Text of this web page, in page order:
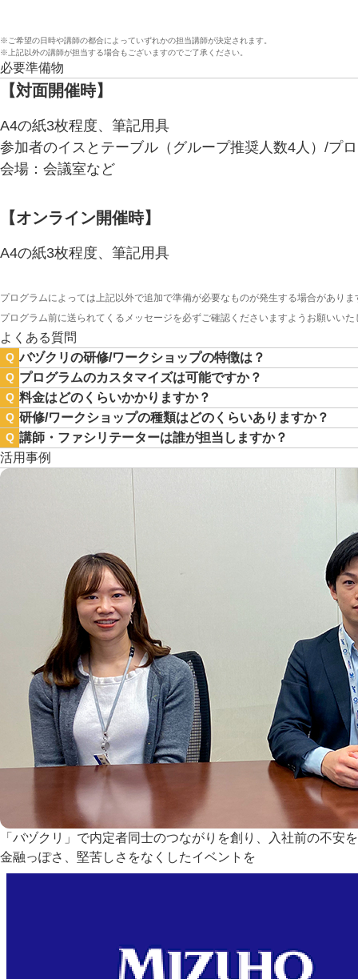
※ご希望の日時や講師の都合によっていずれかの担当講師が決定されます。
※上記以外の講師が担当する場合もございますのでご了承ください。
必要準備物
【対面開催時】
A4の紙3枚程度、筆記用具
参加者のイスとテーブル（グループ推奨人数4人）/プ
会場：会議室など
【オンライン開催時】
A4の紙3枚程度、筆記用具
プログラムによっては上記以外で追加で準備が必要なものが発生する場合がありま
プログラム前に送られてくるメッセージを必ずご確認くださいますようお願いいた
よくある質問
Q バヅクリの研修/ワークショップの特徴は？
Q プログラムのカスタマイズは可能ですか？
Q 料金はどのくらいかかりますか？
Q 研修/ワークショップの種類はどのくらいありますか？
Q 講師・ファシリテーターは誰が担当しますか？
活用事例
「バヅクリ」で内定者同士のつながりを創り、入社前の不安
金融っぽさ、堅苦しさをなくしたイベントを